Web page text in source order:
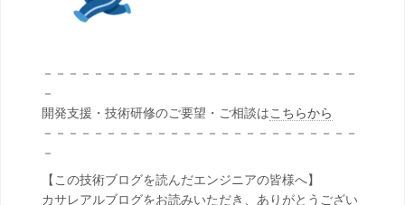
－－－－－－－－－－－－－－－－－－－－－－－－－
－
開発支援・技術研修のご要望・ご相談はこちらから
－－－－－－－－－－－－－－－－－－－－－－－－－
－
【この技術ブログを読んだエンジニアの皆様へ】
カサレアルブログをお読みいただき、ありがとうござい